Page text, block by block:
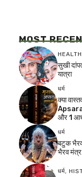
MOST
HEALTH
सुखी
यात्रा
धर्म
क्या
Apsara
और 1
धर्म
बटुक भैरव
भैरव
धर्म,